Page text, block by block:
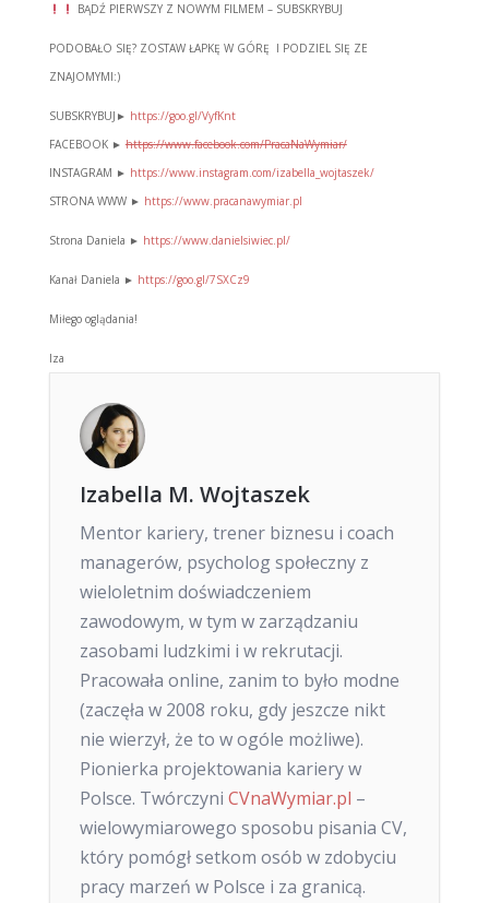
BĄDŹ PIERWSZY Z NOWYM FILMEM – SUBSKRYBUJ
PODOBAŁO SIĘ? ZOSTAW ŁAPKĘ W GÓRĘ I PODZIEL SIĘ ZE
ZNAJOMYMI:)
SUBSKRYBUJ► https://goo.gl/VyfKnt
FACEBOOK ►https://www.facebook.com/PracaNaWymiar/
INSTAGRAM ► https://www.instagram.com/izabella_wojtaszek/
STRONA WWW ► https://www.pracanawymiar.pl
Strona Daniela ► https://www.danielsiwiec.pl/
Kanał Daniela ► https://goo.gl/7SXCz9
Miłego oglądania!
Iza
Izabella M. Wojtaszek
Mentor kariery, trener biznesu i coach
managerów, psycholog społeczny z
wieloletnim doświadczeniem
zawodowym, w tym w zarządzaniu
zasobami ludzkimi i w rekrutacji.
Pracowała online, zanim to było modne
(zaczęła w 2008 roku, gdy jeszcze nikt
nie wierzył, że to w ogóle możliwe).
Pionierka projektowania kariery w
Polsce. Twórczyni CVnaWymiar.pl –
wielowymiarowego sposobu pisania CV,
który pomógł setkom osób w zdobyciu
pracy marzeń w Polsce i za granicą.